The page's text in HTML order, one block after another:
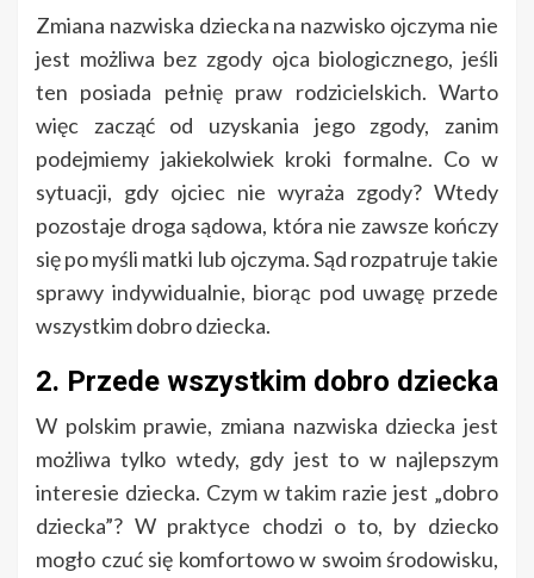
Zmiana nazwiska dziecka na nazwisko ojczyma nie
jest możliwa bez zgody ojca biologicznego, jeśli
ten posiada pełnię praw rodzicielskich. Warto
więc zacząć od uzyskania jego zgody, zanim
podejmiemy jakiekolwiek kroki formalne. Co w
sytuacji, gdy ojciec nie wyraża zgody? Wtedy
pozostaje droga sądowa, która nie zawsze kończy
się po myśli matki lub ojczyma. Sąd rozpatruje takie
sprawy indywidualnie, biorąc pod uwagę przede
wszystkim dobro dziecka.
2. Przede wszystkim dobro dziecka
W polskim prawie, zmiana nazwiska dziecka jest
możliwa tylko wtedy, gdy jest to w najlepszym
interesie dziecka. Czym w takim razie jest „dobro
dziecka”? W praktyce chodzi o to, by dziecko
mogło czuć się komfortowo w swoim środowisku,